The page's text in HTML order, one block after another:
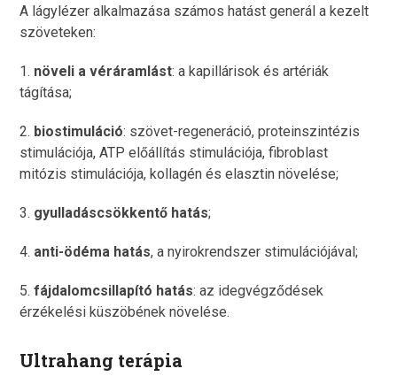
A lágylézer alkalmazása számos hatást generál a kezelt
szöveteken:
1. növeli a véráramlást: a kapillárisok és artériák
tágítása;
2. biostimuláció: szövet-regeneráció, proteinszintézis
stimulációja, ATP előállítás stimulációja, fibroblast
mitózis stimulációja, kollagén és elasztin növelése;
3. gyulladáscsökkentő hatás;
4. anti-ödéma hatás, a nyirokrendszer stimulációjával;
5.fájdalomcsillapító hatás: az idegvégződések
érzékelési küszöbének növelése.
Ultrahang terápia